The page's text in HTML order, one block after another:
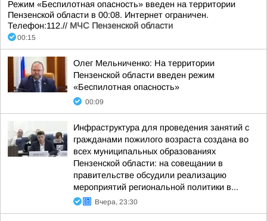
Режим «Беспилотная опасность» введен на территории
Пензенской области в 00:08. Интернет ограничен.
Телефон:112.// МЧС Пензенской области
00:15
Олег Мельниченко: На территории
Пензенской области введен режим
«Беспилотная опасность»
00:09
Инфраструктура для проведения занятий с
гражданами пожилого возраста создана во
всех муниципальных образованиях
Пензенской области: на совещании в
правительстве обсудили реализацию
мероприятий региональной политики в...
Вчера, 23:30